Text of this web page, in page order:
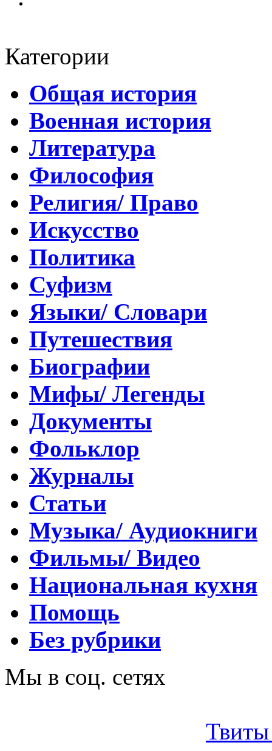
Категории
Общая история
Военная история
Литература
Философия
Религия/ Право
Искусство
Политика
Суфизм
Языки/ Словари
Путешествия
Биографии
Мифы/ Легенды
Документы
Фольклор
Журналы
Статьи
Музыка/ Аудиокниги
Фильмы/ Видео
Национальная кухня
Помощь
Без рубрики
Мы в соц. сетях